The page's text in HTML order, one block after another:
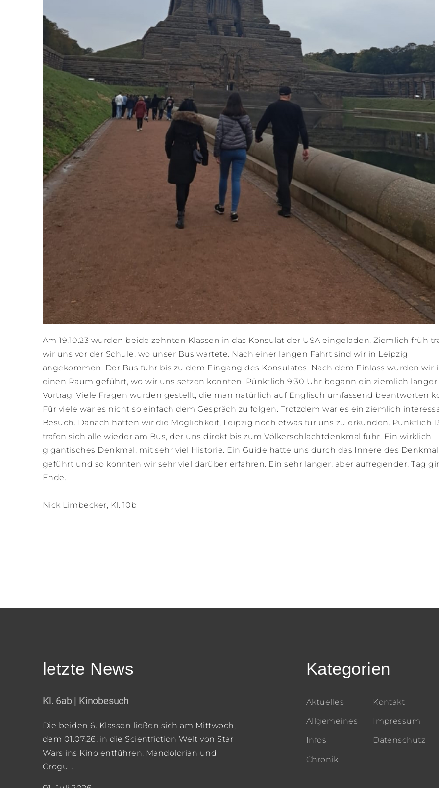
Am 19.10.23 wurden beide zehnten Klassen in das Konsulat der USA eingeladen. Ziemlich früh
wir uns vor der Schule, wo unser Bus wartete. Nach einer langen Fahrt sind wir in Leipzig
angekommen. Der Bus fuhr bis zu dem Eingang des Konsulates. Nach dem Einlass wurden wir
einen Raum geführt, wo wir uns setzen konnten. Pünktlich 9:30 Uhr begann ein ziemlich langer
Vortrag. Viele Fragen wurden gestellt, die man natürlich auf Englisch umfassend beantworten
Für viele war es nicht so einfach dem Gespräch zu folgen. Trotzdem war es ein ziemlich
Besuch. Danach hatten wir die Möglichkeit, Leipzig noch etwas für uns zu erkunden. Pünktlich
trafen sich alle wieder am Bus, der uns direkt bis zum Völkerschlachtdenkmal fuhr. Ein wirklich
gigantisches Denkmal, mit sehr viel Historie. Ein Guide hatte uns durch das Innere des
geführt und so konnten wir sehr viel darüber erfahren. Ein sehr langer, aber aufregender, Tag
Ende.
Nick Limbecker, Kl. 10b
letzte News
Kl. 6ab | Kinobesuch
Die beiden 6. Klassen ließen sich am Mittwoch,
dem 01.07.26, in die Scientfiction Welt von Star
Wars ins Kino entführen. Mandolorian und
Grogu...
Kategorien
Aktuelles
Allgemeines
Infos
Chronik
Kontakt
Impressum
Datenschutz